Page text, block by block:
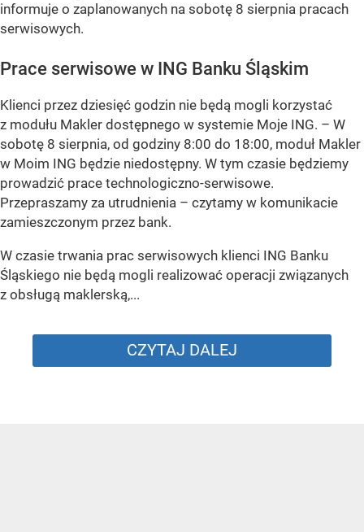
informuje o zaplanowanych na sobotę 8 sierpnia pracach
serwisowych.
Prace serwisowe w ING Banku Śląskim
Klienci przez dziesięć godzin nie będą mogli korzystać
z modułu Makler dostępnego w systemie Moje ING. – W
sobotę 8 sierpnia, od godziny 8:00 do 18:00, moduł Makler
w Moim ING będzie niedostępny. W tym czasie będziemy
prowadzić prace technologiczno-serwisowe.
Przepraszamy za utrudnienia – czytamy w komunikacie
zamieszczonym przez bank.
W czasie trwania prac serwisowych klienci ING Banku
Śląskiego nie będą mogli realizować operacji związanych
z obsługą maklerską,...
CZYTAJ DALEJ